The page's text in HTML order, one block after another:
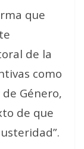
que
de la
como
Género,
de que